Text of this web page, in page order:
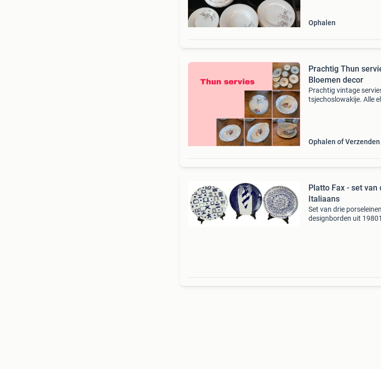
Ophalen
Prachtig Thun
Bloemen decor
Prachtig vintage
tsjechoslowakije. Alle
Ophalen of Verzenden
Platto Fax - set
Italiaans
Set van drie
designborden uit